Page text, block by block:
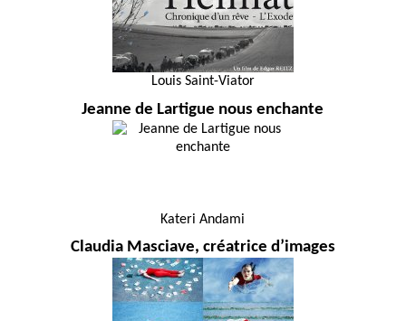
Louis Saint-Viator
Jeanne de Lartigue nous enchante
Kateri Andami
Claudia Masciave, créatrice d’images